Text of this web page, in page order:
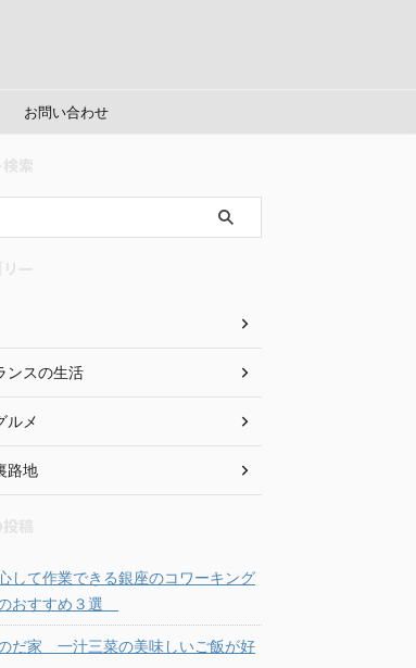
お問い合わせ
ンスの生活
ルメ
路地
して作業できる銀座のコワーキング
おすすめ３選
だ家 一汁三菜の美味しいご飯が好